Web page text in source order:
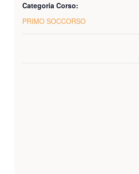
Categoria Corso:
PRIMO SOCCORSO